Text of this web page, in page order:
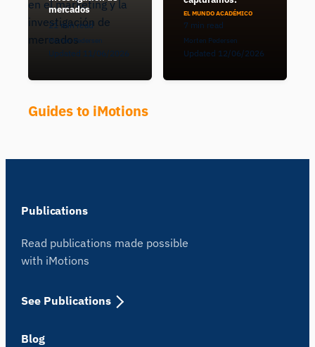
mercados
21 min read
Morten Pedersen
Updated 11/06/2026
EL MUNDO ACADÉMICO
7 min read
Morten Pedersen
Updated 12/06/2026
Guides to iMotions
Publications
Read publications made possible
with iMotions
See Publications
Blog